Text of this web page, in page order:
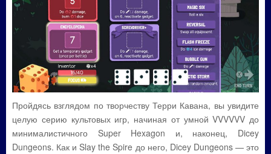
Пройдясь взглядом по творчеству Терри Кавана, вы увидите
целую серию культовых игр, начиная от умной VVVVVV до
минималистичного Super Hexagon и, наконец, Dicey
Dungeons. Как и Slay the Spire до него, Dicey Dungeons — это